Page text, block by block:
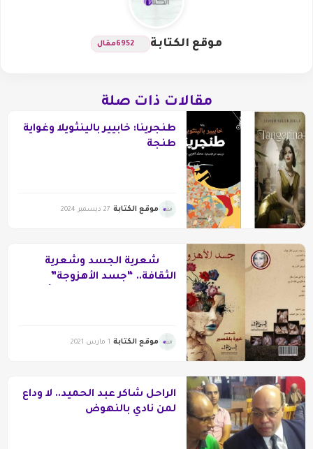
موقع الكتابة 6952مقال
مقالات ذات صلة
طنجرينا: خابيير بالينثويلا وغواية
طنجة
موقع الكتابة 27 ديسمبر 2024
شعرية الجسد وشعرية
الثقافة.. “جسد الأهزوجة”
موقع الكتابة 1 مارس 2021
الراحل شاكر عبد الحميد.. لا وداع
لمن نادي بالنهوض